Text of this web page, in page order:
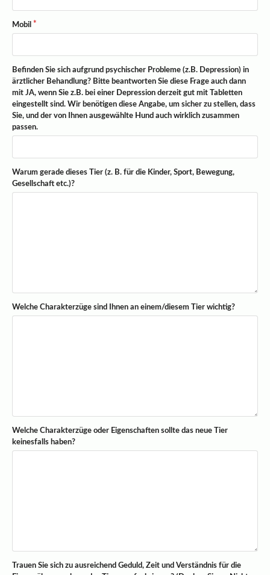
Mobil
Befinden Sie sich aufgrund psychischer Probleme (z.B. Depression) in
ärztlicher Behandlung? Bitte beantworten Sie diese Frage auch dann
mit JA, wenn Sie z.B. bei einer Depression derzeit gut mit Tabletten
eingestellt sind. Wir benötigen diese Angabe, um sicher zu stellen, dass
Sie, und der von Ihnen ausgewählte Hund auch wirklich zusammen
passen.
Warum gerade dieses Tier (z. B. für die Kinder, Sport, Bewegung,
Gesellschaft etc.)?
Welche Charakterzüge sind Ihnen an einem/diesem Tier wichtig?
Welche Charakterzüge oder Eigenschaften sollte das neue Tier
keinesfalls haben?
Trauen Sie sich zu ausreichend Geduld, Zeit und Verständnis für die